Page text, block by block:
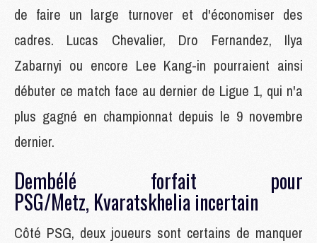
de faire un large turnover et d'économiser des
cadres. Lucas Chevalier, Dro Fernandez, Ilya
Zabarnyi ou encore Lee Kang-in pourraient ainsi
débuter ce match face au dernier de Ligue 1, qui n'a
plus gagné en championnat depuis le 9 novembre
dernier.
Dembélé forfait pour
PSG/Metz, Kvaratskhelia incertain
Côté PSG, deux joueurs sont certains de manquer